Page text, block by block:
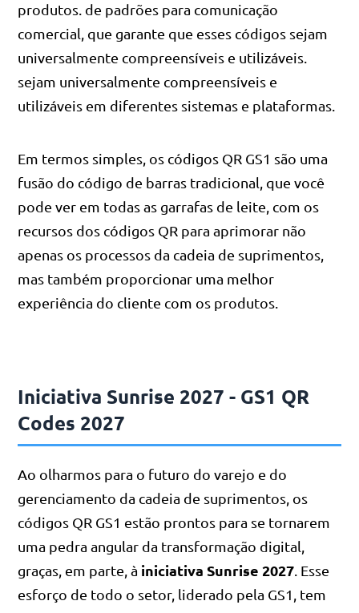
produtos. de padrões para comunicação
comercial, que garante que esses códigos sejam
universalmente compreensíveis e utilizáveis.
sejam universalmente compreensíveis e
utilizáveis em diferentes sistemas e plataformas.
Em termos simples, os códigos QR GS1 são uma
fusão do código de barras tradicional, que você
pode ver em todas as garrafas de leite, com os
recursos dos códigos QR para aprimorar não
apenas os processos da cadeia de suprimentos,
mas também proporcionar uma melhor
experiência do cliente com os produtos.
Iniciativa Sunrise 2027 - GS1 QR
Codes 2027
Ao olharmos para o futuro do varejo e do
gerenciamento da cadeia de suprimentos, os
códigos QR GS1 estão prontos para se tornarem
uma pedra angular da transformação digital,
graças, em parte, à iniciativa Sunrise 2027. Esse
esforço de todo o setor, liderado pela GS1, tem